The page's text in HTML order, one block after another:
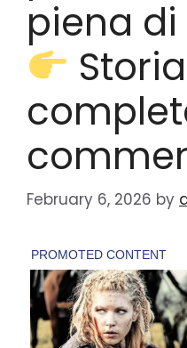
piena
Storia
February 6, 2026 by